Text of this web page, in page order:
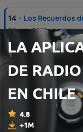
14 - Los Recuerdos
27 oct. 2012
13 - Los Recuerdos
Los Recuerdos
27 oct. 2012
11 - Los Recuerdos
27 oct. 2012